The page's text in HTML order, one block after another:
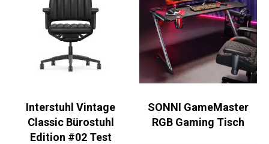
Interstuhl Vintage
Classic Bürostuhl
Edition #02 Test
SONNI GameMaster
RGB Gaming Tisch